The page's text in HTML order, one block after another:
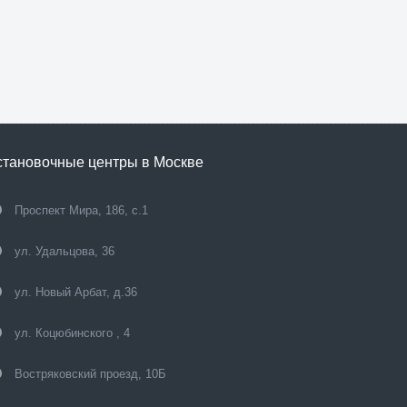
центры в Москве
Проспект Мира, 186, с.1
ул. Удальцова, 36
ул. Новый Арбат, д.36
ул. Коцюбинского , 4
Востряковский проезд, 10Б